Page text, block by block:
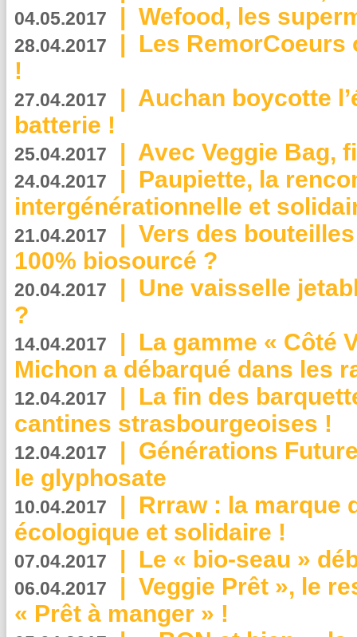
04.05.2017 | Wefood, les
28.04.2017 | Les RemorCoeurs
!
27.04.2017 | Auchan boycotte
batterie !
25.04.2017 | Avec Veggie Bag,
24.04.2017 | Paupiette, la
intergénérationnelle et
21.04.2017 | Vers des
100% biosourcé ?
20.04.2017 | Une vaisselle
?
14.04.2017 | La gamme « Côté
Michon a débarqué dans les
12.04.2017 | La fin des
cantines strasbourgeoises !
12.04.2017 | Générations
le glyphosate
10.04.2017 | Rrraw : la marque
écologique et solidaire !
07.04.2017 | Le « bio-seau »
06.04.2017 | Veggie Prêt », le
« Prêt à manger » !